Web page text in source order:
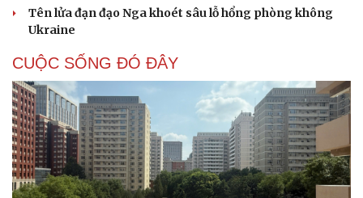
Tên lửa đạn đạo Nga khoét sâu lỗ hổng phòng không
Ukraine
CUỘC SỐNG ĐÓ ĐÂY